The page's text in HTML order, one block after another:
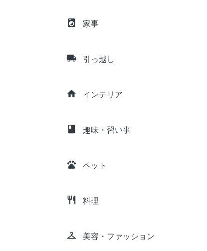
local_laundry_service 家事
local_shipping 引っ越し
home インテリア
class 趣味・習い事
pets ペット
restaurant 料理
checkroom 美容・ファッション